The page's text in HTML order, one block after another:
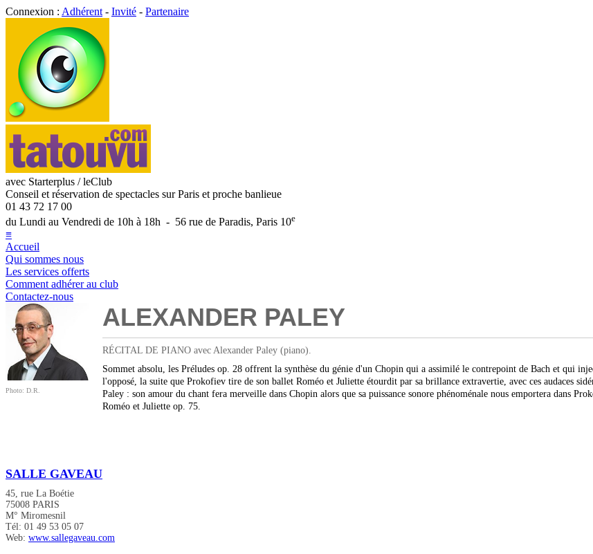
Connexion : Adhérent - Invité - Partenaire
avec Starterplus / leClub
Conseil et réservation de spectacles sur Paris et proche banlieue
01 43 72 17 00
du Lundi au Vendredi de 10h à 18h - 56 rue de Paradis, Paris 10e
≡
Accueil
Qui sommes nous
Les services offerts
Comment adhérer au club
Contactez-nous
Photo: D.R.
ALEXANDER PALEY
RÉCITAL DE PIANO avec Alexander Paley (piano).
Sommet absolu, les Préludes op. 28 offrent la synthèse du génie d'un Chopin qui a assimilé le contrepoint de Bach et qui
l'opposé, la suite que Prokofiev tire de son ballet Roméo et Juliette étourdit par sa brillance extravertie, avec ces audaces
Paley : son amour du chant fera merveille dans Chopin alors que sa puissance sonore phénoménale nous emportera dans
Roméo et Juliette op. 75.
SALLE GAVEAU
45, rue La Boétie
75008 PARIS
M° Miromesnil
Tél: 01 49 53 05 07
Web: www.sallegaveau.com